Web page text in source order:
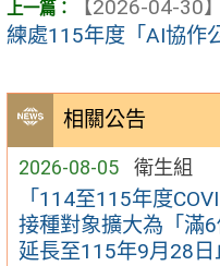
相關公告
2026-08-05 衛生組
「114至115年度
接種對象擴大為「滿6
延長至115年9月28日
【2026-04-30】
練處115年度「AI協作